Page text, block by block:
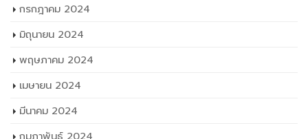
กรกฎาคม 2024
มิถุนายน 2024
พฤษภาคม 2024
เมษายน 2024
มีนาคม 2024